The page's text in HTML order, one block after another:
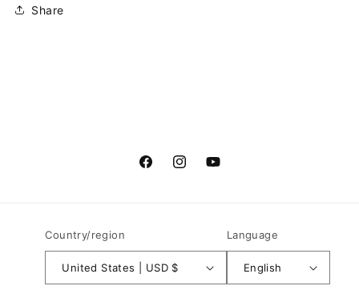
Share
FacebookInstagramYouTube
Country/region
United States | USD $
Language
English